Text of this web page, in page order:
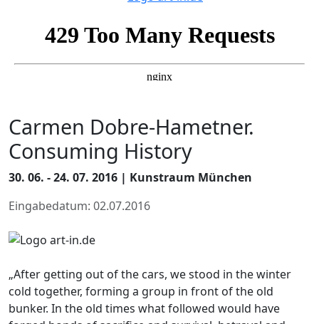
Carmen Dobre-Hametner.
Consuming History
30. 06. - 24. 07. 2016 | Kunstraum München
Eingabedatum: 02.07.2016
„After getting out of the cars, we stood in the winter
cold together, forming a group in front of the old
bunker. In the old times what followed would have